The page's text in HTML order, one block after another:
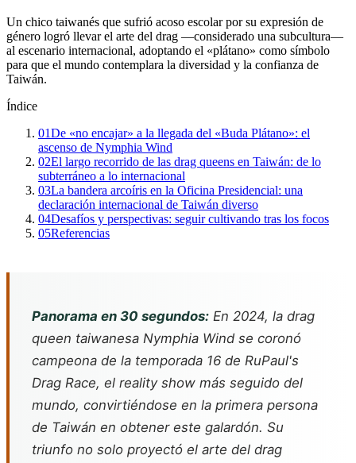
Un chico taiwanés que sufrió acoso escolar por su expresión de
género logró llevar el arte del drag —considerado una subcultura—
al escenario internacional, adoptando el «plátano» como símbolo
para que el mundo contemplara la diversidad y la confianza de
Taiwán.
Índice
01De «no encajar» a la llegada del «Buda Plátano»: el
ascenso de Nymphia Wind
02El largo recorrido de las drag queens en Taiwán: de lo
subterráneo a lo internacional
03La bandera arcoíris en la Oficina Presidencial: una
declaración internacional de Taiwán diverso
04Desafíos y perspectivas: seguir cultivando tras los focos
05Referencias
Panorama en 30 segundos: En 2024, la drag
queen taiwanesa Nymphia Wind se coronó
campeona de la temporada 16 de RuPaul's
Drag Race, el reality show más seguido del
mundo, convirtiéndose en la primera persona
de Taiwán en obtener este galardón. Su
triunfo no solo proyectó el arte del drag